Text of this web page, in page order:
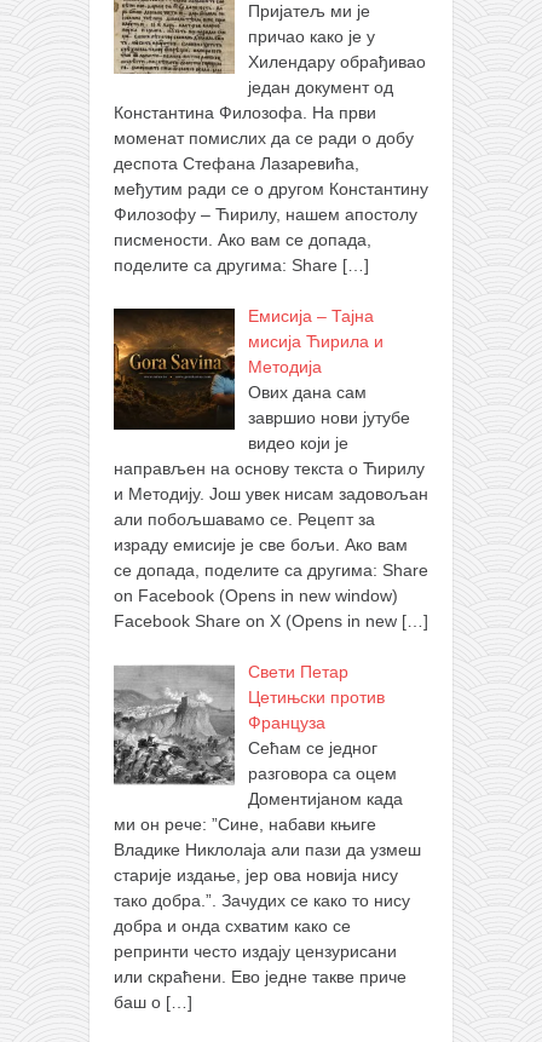
Пријатељ ми је
причао како је у
Хилендару обрађивао
један документ од
Константина Филозофа. На први
моменат помислих да се ради о добу
деспота Стефана Лазаревића,
међутим ради се о другом Константину
Филозофу – Ћирилу, нашем апостолу
писмености. Ако вам се допада,
поделите са другима: Share […]
Емисија – Тајна
мисија Ћирила и
Методија
Ових дана сам
завршио нови јутубе
видео који је
направљен на основу текста о Ћирилу
и Методију. Још увек нисам задовољан
али побољшавамо се. Рецепт за
израду емисије је све бољи. Ако вам
се допада, поделите са другима: Share
on Facebook (Opens in new window)
Facebook Share on X (Opens in new […]
Свети Петар
Цетињски против
Француза
Сећам се једног
разговора са оцем
Доментијаном када
ми он рече: ”Сине, набави књиге
Владике Никлолаја али пази да узмеш
старије издање, јер ова новија нису
тако добра.”. Зачудих се како то нису
добра и онда схватим како се
репринти често издају цензурисани
или скраћени. Ево једне такве приче
баш о […]